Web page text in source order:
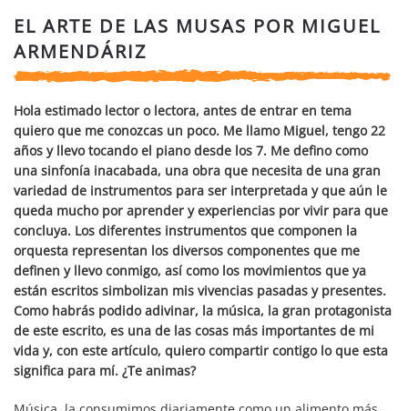
EL ARTE DE LAS MUSAS POR MIGUEL
ARMENDÁRIZ
Hola estimado lector o lectora, antes de entrar en tema
quiero que me conozcas un poco. Me llamo Miguel, tengo 22
años y llevo tocando el piano desde los 7. Me defino como
una sinfonía inacabada, una obra que necesita de una gran
variedad de instrumentos para ser interpretada y que aún le
queda mucho por aprender y experiencias por vivir para que
concluya. Los diferentes instrumentos que componen la
orquesta representan los diversos componentes que me
definen y llevo conmigo, así como los movimientos que ya
están escritos simbolizan mis vivencias pasadas y presentes.
Como habrás podido adivinar, la música, la gran protagonista
de este escrito, es una de las cosas más importantes de mi
vida y, con este artículo, quiero compartir contigo lo que esta
significa para mí. ¿Te animas?